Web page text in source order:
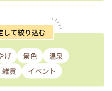
して絞り込む
げ 景色
温泉
雑貨 イベント